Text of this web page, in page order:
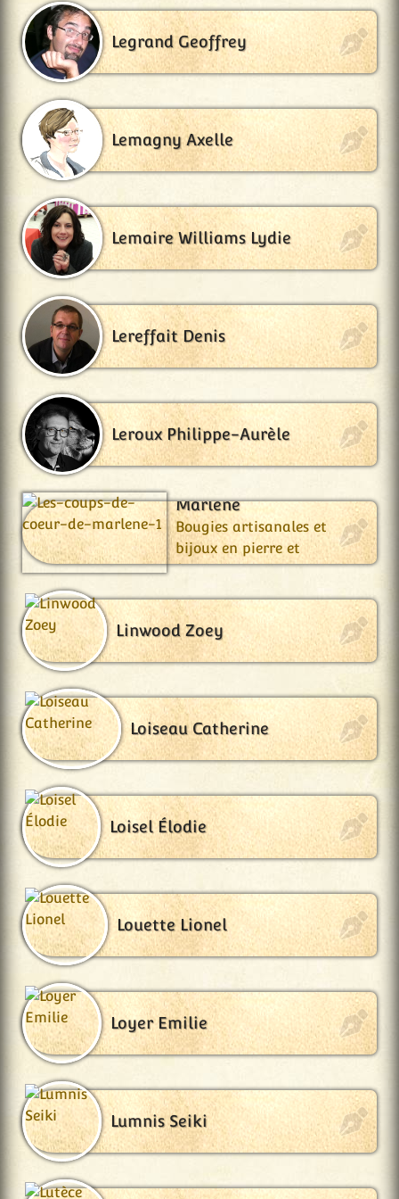
Legrand Geoffrey
Lemagny Axelle
Lemaire Williams Lydie
Lereffait Denis
Leroux Philippe-Aurèle
Marlène
Bougies artisanales et
bijoux en pierre et
fantaisie.
Linwood Zoey
Loiseau Catherine
Loisel Élodie
Louette Lionel
Loyer Emilie
Lumnis Seiki